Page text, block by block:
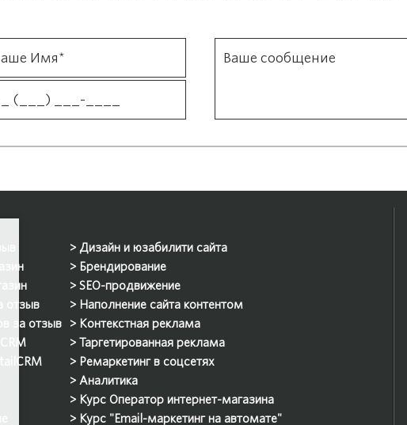
отзыв
за отзыв
Дизайн и юзабилити сайта
Брендирование
SEO-продвижение
Наполнение сайта контентом
Контекстная реклама
Таргетированная реклама
Ремаркетинг в соцсетях
Аналитика
Курс Оператор интернет-магазина
Курс "Email-маркетинг на автомате"